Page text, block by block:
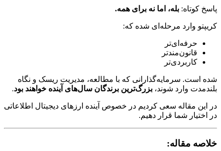
پاسخ کوتاه: بله، اما نه برای همه.
کریپتو وارد مرحله‌ای شده که:
حرفه‌ای‌تر
قانون‌مندتر
کاربردی‌تر
شده است. سرمایه‌گذارانی که با مطالعه، مدیریت ریسک و نگاه
بلندمدت وارد شوند، بزرگ‌ترین برندگان سال‌های آینده خواهند بود.
در این مقاله سعی کردیم در خصوص آینده ارزهای دیجیتال اطلاعاتی
در اختیار شما قرار دهیم.
خلاصه مقاله: